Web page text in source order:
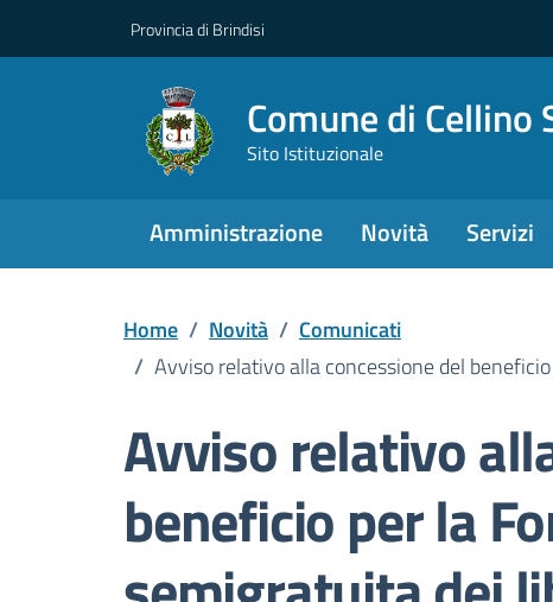
Provincia di Brindisi
Comune di Cellino
Sito Istituzionale
Amministrazione Novità Servizi
Home / Novità / Comunicati
/ Avviso relativo alla concessione del
Avviso relativo
beneficio per la